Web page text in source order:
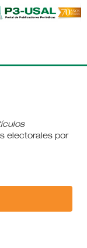
electorales por